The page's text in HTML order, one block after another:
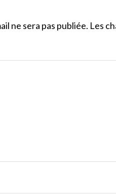
ne sera pas publiée. Les